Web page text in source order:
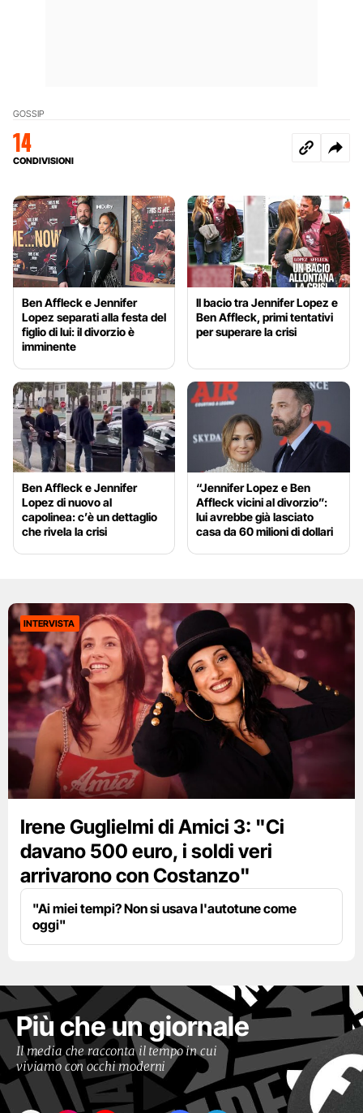
GOSSIP
14
CONDIVISIONI
Ben Affleck e Jennifer
Lopez separati alla festa del
figlio di lui: il divorzio è
imminente
Il bacio tra Jennifer Lopez e
Ben Affleck, primi tentativi
per superare la crisi
Ben Affleck e Jennifer
Lopez di nuovo al
capolinea: c’è un dettaglio
che rivela la crisi
“Jennifer Lopez e Ben
Affleck vicini al divorzio”:
lui avrebbe già lasciato
casa da 60 milioni di dollari
INTERVISTA
Irene Guglielmi di Amici 3: "Ci
davano 500 euro, i soldi veri
arrivarono con Costanzo"
"Ai miei tempi? Non si usava l'autotune come
oggi"
Più che un giornale
Il media che racconta il tempo in cui
viviamo con occhi moderni